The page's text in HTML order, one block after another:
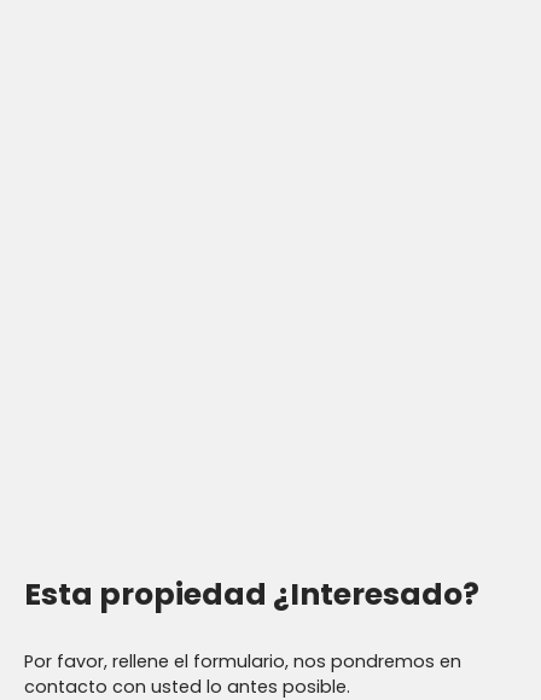
Esta propiedad ¿Interesado?
Por favor, rellene el formulario, nos pondremos en
contacto con usted lo antes posible.